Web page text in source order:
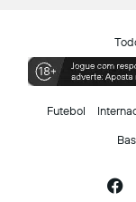
Futebol